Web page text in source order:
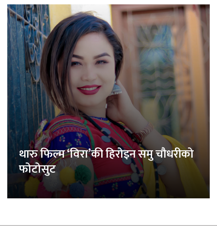
थारु फिल्म ‘विरा’की हिरोइन समु चौधरीको
फोटोसुट